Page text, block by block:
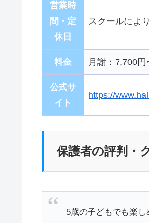
営業時
間・定
休日
スクールによ
料金 月謝：7,700
公式サ
イト
https://
保護者の評判・
「5歳の子どもでも楽